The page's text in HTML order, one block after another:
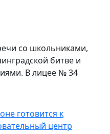
со школьниками,
битве и
В лицее № 34